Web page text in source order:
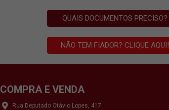
QUAIS DOCUMENTOS PRECISO?
NÃO TEM FIADOR? CLIQUE AQUI!
COMPRA E VENDA
Rua Deputado Otávio Lopes, 417